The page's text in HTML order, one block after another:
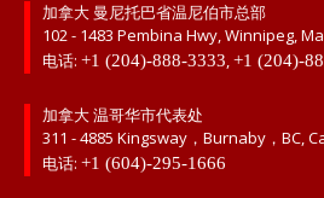
加拿大 曼尼托巴省温尼伯市总部
102 - 1483 Pembina Hwy, Winnipeg,
电话: +1 (204)-888-3333,+1 (204)-
加拿大 温哥华市代表处
311 - 4885 Kingsway，Burnaby，BC,
电话: +1 (604)-295-1666